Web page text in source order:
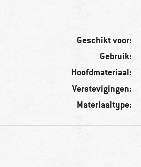
Geschikt voor:
Gebruik:
Hoofdmateriaal:
Verstevigingen:
Materiaaltype: